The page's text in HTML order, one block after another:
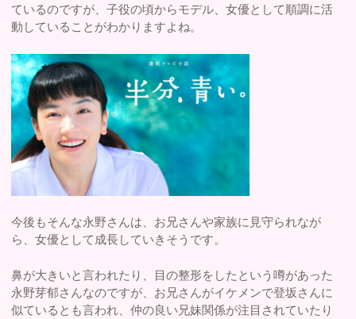
ているのですが、子役の頃からモデル、女優として順調に活
動していることがわかりますよね。
今後もそんな永野さんは、お兄さんや家族に見守られなが
ら、女優として成長していきそうです。
鼻が大きいと言われたり、目の整形をしたという噂があった
永野芽郁さんなのですが、お兄さんがイケメンで登坂さんに
似ているとも言われ、仲の良い兄妹関係が注目されていたり